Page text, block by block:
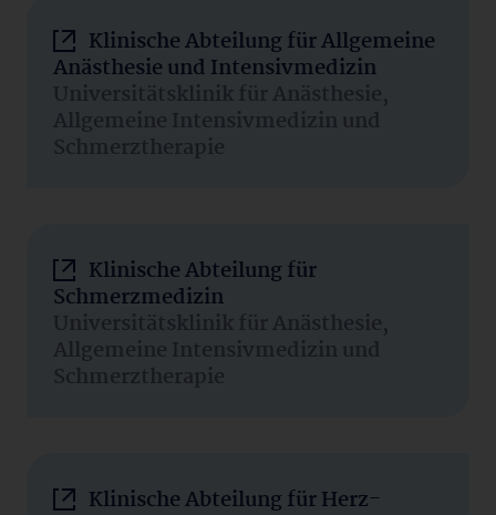
Klinische Abteilung für Allgemeine
Anästhesie und Intensivmedizin
Universitätsklinik für Anästhesie,
Allgemeine Intensivmedizin und
Schmerztherapie
Klinische Abteilung für
Schmerzmedizin
Universitätsklinik für Anästhesie,
Allgemeine Intensivmedizin und
Schmerztherapie
Klinische Abteilung für Herz-